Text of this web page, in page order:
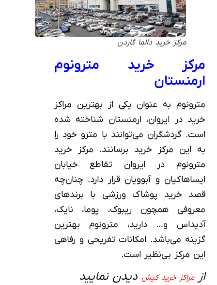
مرکز خرید دالما گاردن
مرکز خرید مترونوم
ارمنستان
مترونوم به عنوان یکی از بهترین مراکز
خرید در ایروان، ارمنستان شناخته شده
است. گردشگران می‌توانند با مترو خود را
به این مرکز خرید برسانند. مرکز خرید
مترونوم در ایروان تقاطع خیابان
ایساهاکیان و آبوویان قرار دارد. چنان‌چه
قصد خرید پوشاک ورزشی با برندهای
معروفی همچون ریبوک، پوما، نایک،
آدیداس و… دارید، مترونوم بهترین
گزینه می‌باشد. امکانات تفریحی و رفاهی
این مرکز بی‌نظیر است.
ازمراکز خرید کیش دیدن نمایید